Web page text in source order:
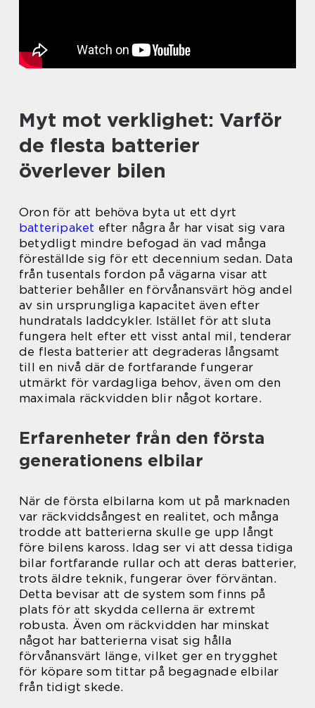
Myt mot verklighet: Varför
de flesta batterier
överlever bilen
Oron för att behöva byta ut ett dyrt
batteripaket efter några år har visat sig vara
betydligt mindre befogad än vad många
föreställde sig för ett decennium sedan. Data
från tusentals fordon på vägarna visar att
batterier behåller en förvånansvärt hög andel
av sin ursprungliga kapacitet även efter
hundratals laddcykler. Istället för att sluta
fungera helt efter ett visst antal mil, tenderar
de flesta batterier att degraderas långsamt
till en nivå där de fortfarande fungerar
utmärkt för vardagliga behov, även om den
maximala räckvidden blir något kortare.
Erfarenheter från den första
generationens elbilar
När de första elbilarna kom ut på marknaden
var räckviddsångest en realitet, och många
trodde att batterierna skulle ge upp långt
före bilens kaross. Idag ser vi att dessa tidiga
bilar fortfarande rullar och att deras batterier,
trots äldre teknik, fungerar över förväntan.
Detta bevisar att de system som finns på
plats för att skydda cellerna är extremt
robusta. Även om räckvidden har minskat
något har batterierna visat sig hålla
förvånansvärt länge, vilket ger en trygghet
för köpare som tittar på begagnade elbilar
från tidigt skede.